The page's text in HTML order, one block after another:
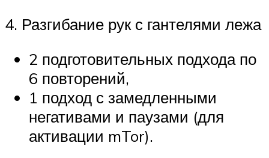
4. Разгибание рук с гантелями лежа
2 подготовительных подхода по
6 повторений,
1 подход с замедленными
негативами и паузами (для
активации mTor).